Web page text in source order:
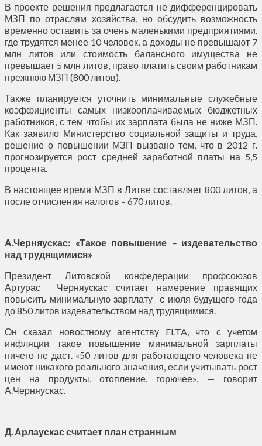
В проекте решения предлагается не дифференцировать
МЗП по отраслям хозяйства, но обсудить возможность
временно оставить за очень маленькими предприятиями,
где трудятся менее 10 человек, а доходы не превышают 7
млн литов или стоимость балансного имущества не
превышает 5 млн литов, право платить своим работникам
прежнюю МЗП (800 литов).
Также планируется уточнить минимальные служебные
коэффициенты самых низкооплачиваемых бюджетных
работников, с тем чтобы их зарплата была не ниже МЗП.
Как заявило Министерство социальной защиты и труда,
решение о повышении МЗП вызвано тем, что в 2012 г.
прогнозируется рост средней заработной платы на 5,5
процента.
В настоящее время МЗП в Литве составляет 800 литов, а
после отчисления налогов – 670 литов.
А.Черняускас: «Такое повышение – издевательство
над трудящимися»
Президент Литовской конфедерации профсоюзов
Артурас Черняускас считает намерение правящих
повысить минимальную зарплату с июля будущего года
до 850 литов издевательством над трудящимися.
Он сказал новостному агентству ELTA, что с учетом
инфляции такое повышение минимальной зарплаты
ничего не даст. «50 литов для работающего человека не
имеют никакого реального значения, если учитывать рост
цен на продукты, отопление, горючее», — говорит
А.Черняускас.
Д. Арлаускас считает план странным